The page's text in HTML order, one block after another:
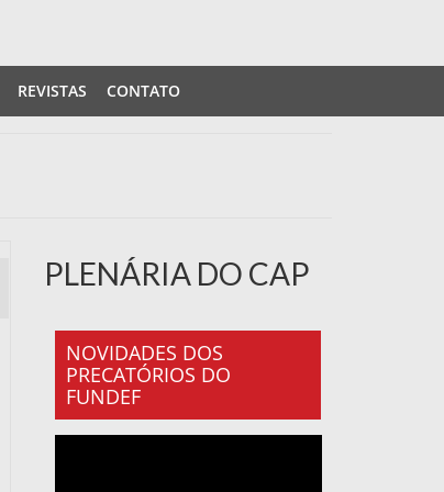
REVISTAS CONTATO
PLENÁRIA DO CAP
NOVIDADES DOS
PRECATÓRIOS DO
FUNDEF